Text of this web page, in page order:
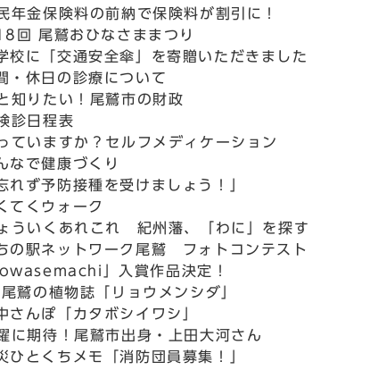
金保険料の前納で保険料が割引に！
鷲おひなさままつり
「交通安全傘」を寄贈いただきました
日の診療について
りたい！尾鷲市の財政
日程表
いますか？セルフメディケーション
健康づくり
防接種を受けましょう！」
ウォーク
いくあれこれ 紀州藩、「わに」を探す
ネットワーク尾鷲 フォトコンテスト
」入賞作品決定！
の植物誌「リョウメンシダ」
ぽ「カタボシイワシ」
期待！尾鷲市出身・上田大河さん
くちメモ「消防団員募集！」